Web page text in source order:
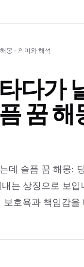
몽 - 의미와 해석
다가
꿈 해
데 슬픔 꿈 해몽:
는 상징으로 보입
호욕과 책임감을